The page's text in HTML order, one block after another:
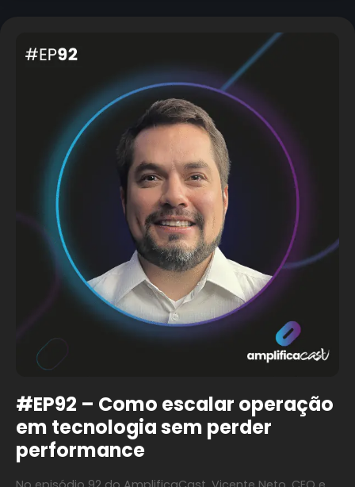
#EP92 – Como escalar operação
em tecnologia sem perder
performance